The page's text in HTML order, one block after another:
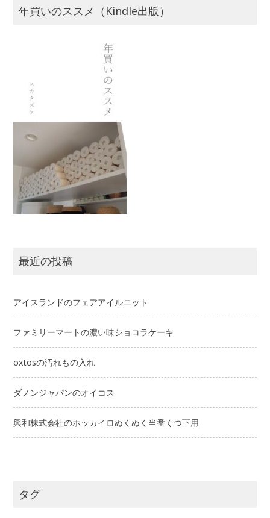
年買いのススメ（Kindle出版）
最近の投稿
アイスランドのフェアアイルニット
ファミリーマートの濃い味ショコラケーキ
oxtosの汚れもの入れ
ダノンジャパンのオイコス
興和株式会社のホッカイロぬくぬく当番くつ下用
タグ